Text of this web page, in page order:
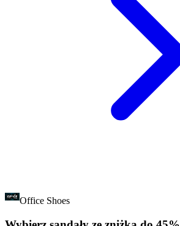
Office Shoes